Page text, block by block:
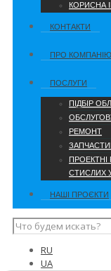
КОРИСНА
КОНТАКТИ
ПРО КОМПАНІЮ
ПОСЛУГИ
ПІДБІР
РЕМОНТ
ПРОЕКТНІ
СТИСЛИХ
НАШІ ПРОЄКТИ
RU
UA